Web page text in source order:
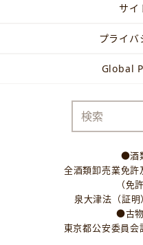
サイ
プライバ
Global
●酒
全酒類卸売業免
（免
泉大津法（証
●古
東京都公安委員